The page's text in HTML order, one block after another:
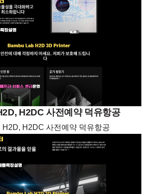
H2DC 사전예약 덕유항공
H2D, H2DC 사전예약 덕유항공